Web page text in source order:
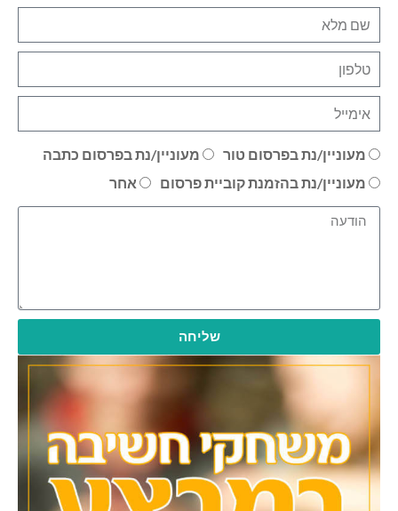
מעוניין/נת בפרסום טור
מעוניין/נת בפרסום כתבה
מעוניין/נת בהזמנת קוביית פרסום
אחר
שליחה